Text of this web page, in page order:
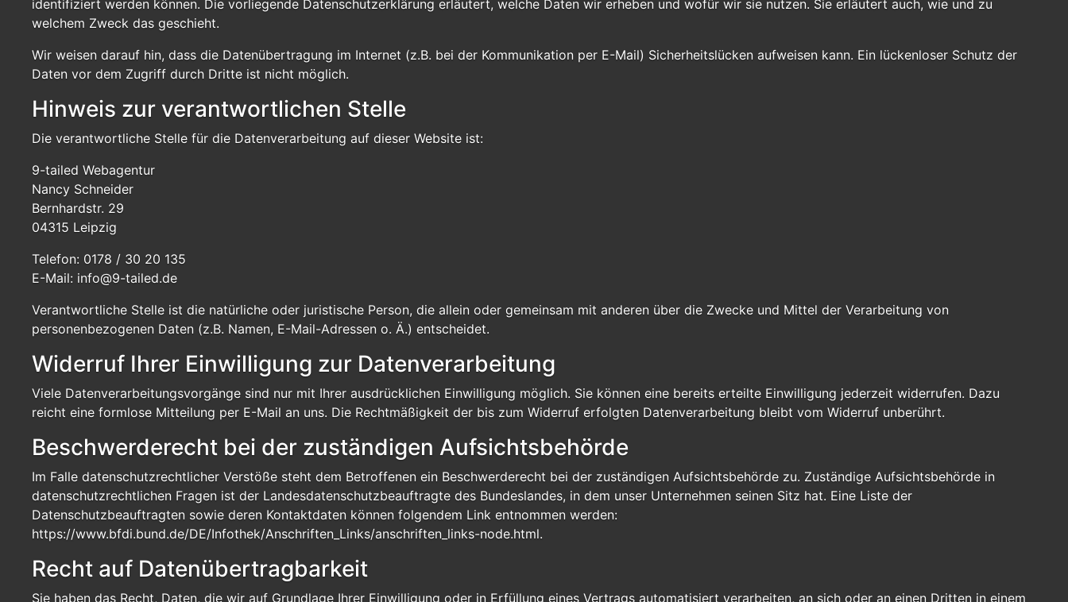
identifiziert werden können. Die vorliegende Datenschutzerklärung erläutert, welche Daten wir erheben und wofür wir sie nutzen. Sie erläutert auch, wie und zu
welchem Zweck das geschieht.
Wir weisen darauf hin, dass die Datenübertragung im Internet (z.B. bei der Kommunikation per E-Mail) Sicherheitslücken aufweisen kann. Ein lückenloser Schutz der
Daten vor dem Zugriff durch Dritte ist nicht möglich.
Hinweis zur verantwortlichen Stelle
Die verantwortliche Stelle für die Datenverarbeitung auf dieser Website ist:
9-tailed Webagentur
Nancy Schneider
Bernhardstr. 29
04315 Leipzig
Telefon: 0178 / 30 20 135
E-Mail: info@9-tailed.de
Verantwortliche Stelle ist die natürliche oder juristische Person, die allein oder gemeinsam mit anderen über die Zwecke und Mittel der Verarbeitung von
personenbezogenen Daten (z.B. Namen, E-Mail-Adressen o. Ä.) entscheidet.
Widerruf Ihrer Einwilligung zur Datenverarbeitung
Viele Datenverarbeitungsvorgänge sind nur mit Ihrer ausdrücklichen Einwilligung möglich. Sie können eine bereits erteilte Einwilligung jederzeit widerrufen. Dazu
reicht eine formlose Mitteilung per E-Mail an uns. Die Rechtmäßigkeit der bis zum Widerruf erfolgten Datenverarbeitung bleibt vom Widerruf unberührt.
Beschwerderecht bei der zuständigen Aufsichtsbehörde
Im Falle datenschutzrechtlicher Verstöße steht dem Betroffenen ein Beschwerderecht bei der zuständigen Aufsichtsbehörde zu. Zuständige Aufsichtsbehörde in
datenschutzrechtlichen Fragen ist der Landesdatenschutzbeauftragte des Bundeslandes, in dem unser Unternehmen seinen Sitz hat. Eine Liste der
Datenschutzbeauftragten sowie deren Kontaktdaten können folgendem Link entnommen werden:
https://www.bfdi.bund.de/DE/Infothek/Anschriften_Links/anschriften_links-node.html.
Recht auf Datenübertragbarkeit
Sie haben das Recht, Daten, die wir auf Grundlage Ihrer Einwilligung oder in Erfüllung eines Vertrags automatisiert verarbeiten, an sich oder an einen Dritten in einem